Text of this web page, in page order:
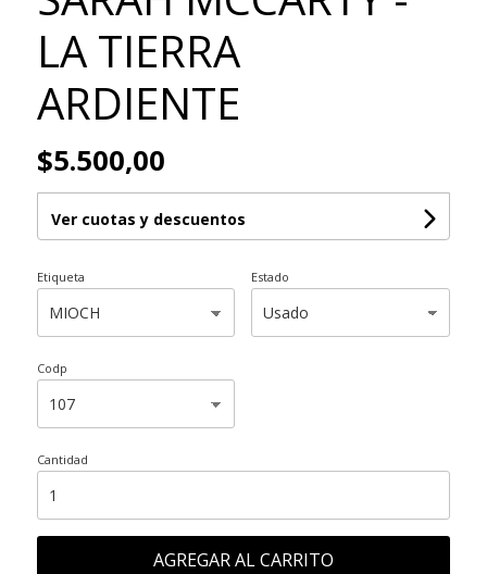
LA TIERRA
ARDIENTE
$5.500,00
Ver cuotas y descuentos
Etiqueta Estado
Codp
Cantidad
AGREGAR AL CARRITO